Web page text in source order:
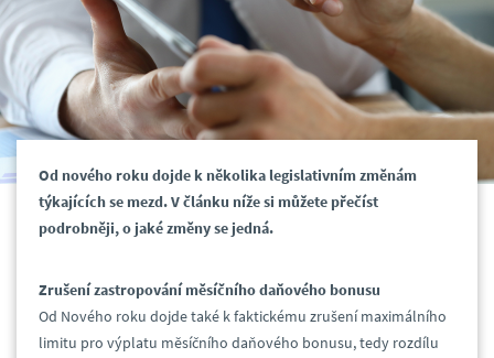
Od nového roku dojde k několika legislativním změnám
týkajících se mezd. V článku níže si můžete přečíst
podrobněji, o jaké změny se jedná.
Zrušení zastropování měsíčního daňového bonusu
Od Nového roku dojde také k faktickému zrušení maximálního
limitu pro výplatu měsíčního daňového bonusu, tedy rozdílu